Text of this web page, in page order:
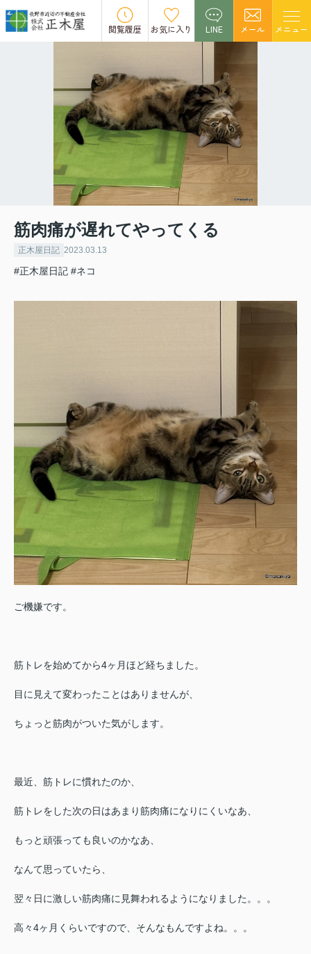
閲覧履歴 お気に入り LINE メール メニュー
筋肉痛が遅れてやってくる
正木屋日記 2023.03.13
#正木屋日記 #ネコ
ご機嫌です。
筋トレを始めてから4ヶ月ほど経ちました。
目に見えて変わったことはありませんが、
ちょっと筋肉がついた気がします。
最近、筋トレに慣れたのか、
筋トレをした次の日はあまり筋肉痛になりにくいなあ、
もっと頑張っても良いのかなあ、
なんて思っていたら、
翌々日に激しい筋肉痛に見舞われるようになりました。。。
高々4ヶ月くらいですので、そんなもんですよね。。。